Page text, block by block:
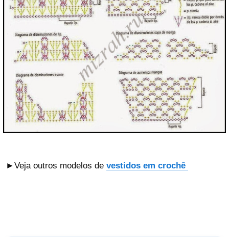
►Veja outros modelos de vestidos em crochê